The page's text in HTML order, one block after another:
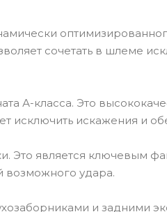
сочетать в шлеме
А-класса. Это
исключить искажения и
Это является ключевым
возможного удара.
и задними